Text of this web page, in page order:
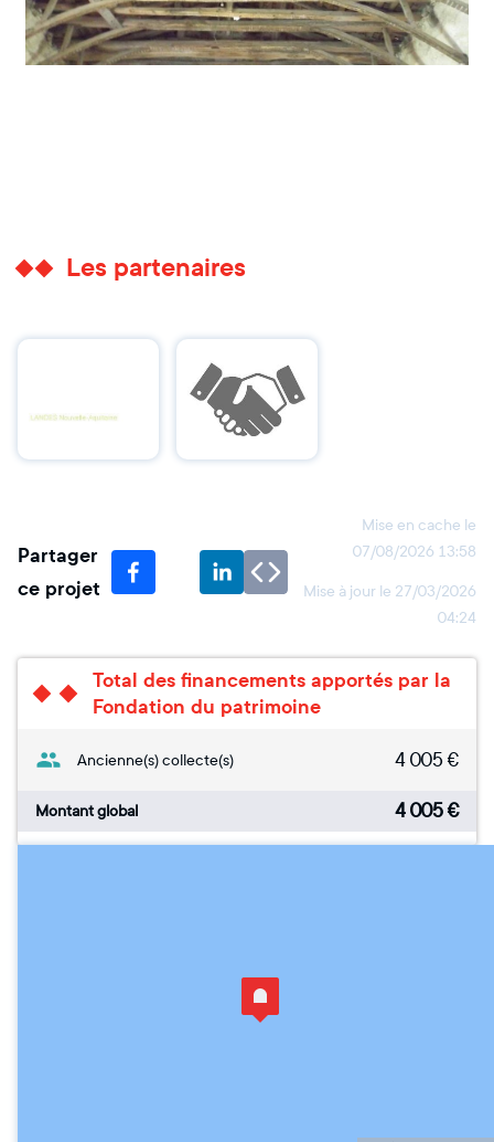
Les partenaires
Partager
ce projet
Mise en cache le
07/08/2026 13:58
Mise à jour le 27/03/2026
04:24
Total des financements apportés par la
Fondation du patrimoine
Ancienne(s) collecte(s) 4 005 €
Montant global 4 005€